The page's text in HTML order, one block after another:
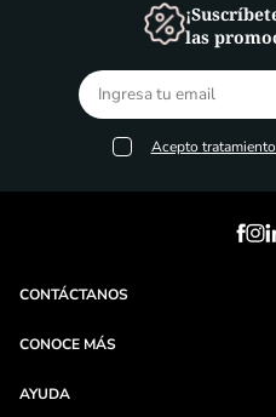
las
Acepto
CONTÁCTANOS
CONOCE MÁS
AYUDA